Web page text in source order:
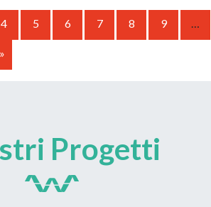
4 5 6 7 8 9 …
Progetti